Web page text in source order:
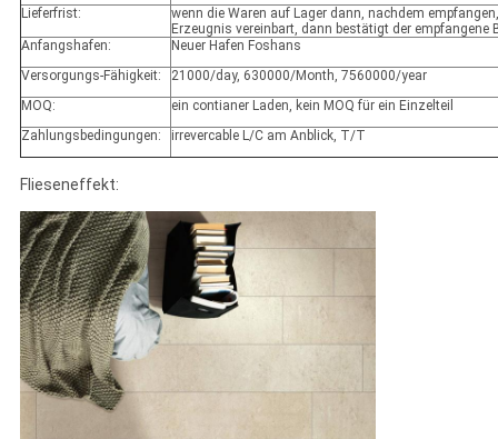
Lieferfrist:
wenn die Waren auf Lager dann, nachdem
Erzeugnis vereinbart, dann bestätigt der empfangene
Anfangshafen:
Neuer Hafen Foshans
Versorgungs-Fähigkeit:
21000/day, 630000/Month, 7560000/year
MOQ:
ein contianer Laden, kein MOQ für ein Einzelteil
Zahlungsbedingungen:
irrevercable L/C am Anblick, T/T
Flieseneffekt: